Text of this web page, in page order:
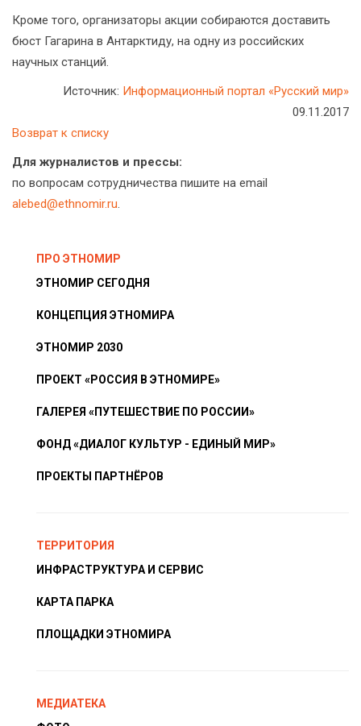
Кроме того, организаторы акции собираются доставить
бюст Гагарина в Антарктиду, на одну из российских
научных станций.
Источник: Информационный портал «Русский мир»
09.11.2017
Возврат к списку
Для журналистов и прессы:
по вопросам сотрудничества пишите на email
alebed@ethnomir.ru.
ПРО ЭТНОМИР
ЭТНОМИР СЕГОДНЯ
КОНЦЕПЦИЯ ЭТНОМИРА
ЭТНОМИР 2030
ПРОЕКТ «РОССИЯ В ЭТНОМИРЕ»
ГАЛЕРЕЯ «ПУТЕШЕСТВИЕ ПО РОССИИ»
ФОНД «ДИАЛОГ КУЛЬТУР - ЕДИНЫЙ МИР»
ПРОЕКТЫ ПАРТНЁРОВ
ТЕРРИТОРИЯ
ИНФРАСТРУКТУРА И СЕРВИС
КАРТА ПАРКА
ПЛОЩАДКИ ЭТНОМИРА
МЕДИАТЕКА